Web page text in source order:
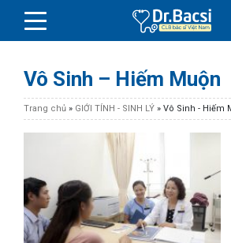
BỆNH PHỤ KHOA
BỆNH XƯƠNG KHỚP
Vô Sinh – Hiếm Muộn
Trang chủ » GIỚI TÍNH - SINH LÝ » Vô Sinh - Hiếm